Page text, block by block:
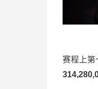
赛程上第